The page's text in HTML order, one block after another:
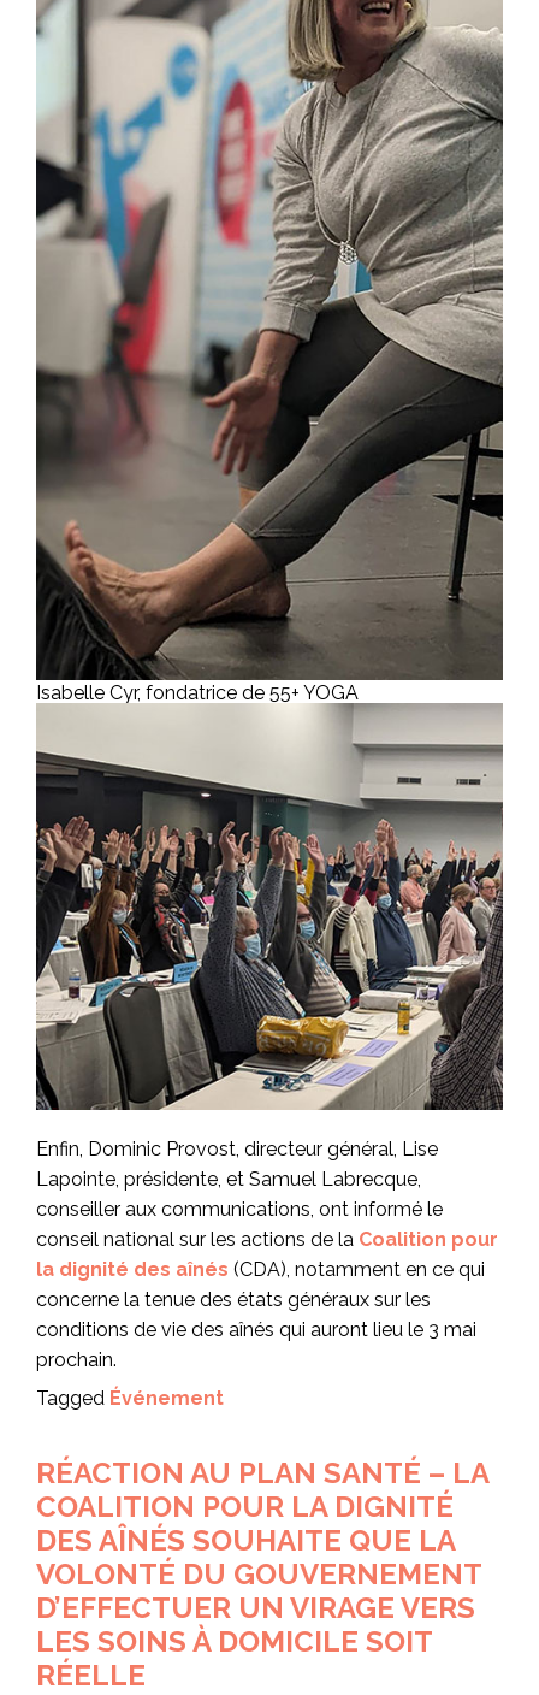
Isabelle Cyr, fondatrice de 55+ YOGA
Enfin, Dominic Provost, directeur général, Lise
Lapointe, présidente, et Samuel Labrecque,
conseiller aux communications, ont informé le
conseil national sur les actions de la Coalition pour
la dignité des aînés (CDA), notamment en ce qui
concerne la tenue des états généraux sur les
conditions de vie des aînés qui auront lieu le 3 mai
prochain.
Tagged Événement
RÉACTION AU PLAN SANTÉ – LA
COALITION POUR LA DIGNITÉ
DES AÎNÉS SOUHAITE QUE LA
VOLONTÉ DU GOUVERNEMENT
D’EFFECTUER UN VIRAGE VERS
LES SOINS À DOMICILE SOIT
RÉELLE